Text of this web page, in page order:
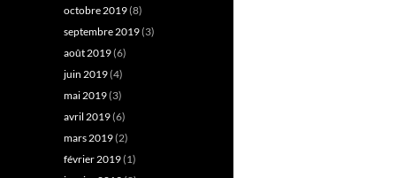
octobre 2019(8)
septembre 2019(3)
août 2019(6)
juin 2019(4)
mai 2019(3)
avril 2019(6)
mars 2019(2)
février 2019(1)